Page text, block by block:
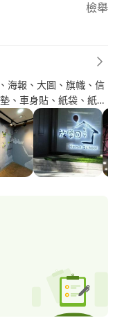
檢舉
海報、大圖、旗幟、信
、車身貼、紙袋、紙
製化團體服(T-
、客製化團體背心、客
設計製作 Led招牌、鐵
、千納論招牌、壓克力
、金屬字招牌、帆布製
式招牌 各式電視牆製作